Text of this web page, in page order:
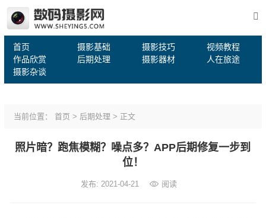
首页 摄影基础 摄影技巧
视频教程
作品欣赏
后期处理 摄影器材
人在旅途
摄影杂谈
当前位置： 首页 > 后期处理 > 正文
照片暗？跑焦模糊？噪点多？APP后期修复一步到
位！
发布: 2021-04-21 阅读